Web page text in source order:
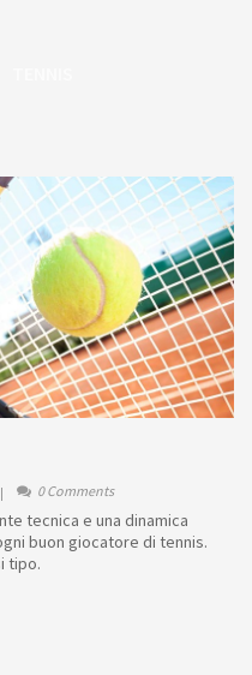
0 Comments
tecnica e una dinamica
buon giocatore di tennis.
tipo.